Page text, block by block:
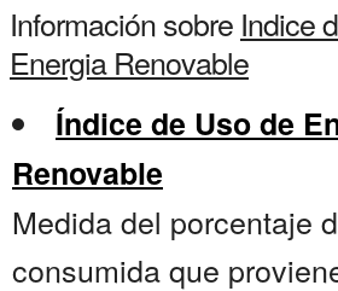
Información sobre Indice
Energia Renovable
Índice de Uso de
Renovable
Medida del porcentaje
consumida que